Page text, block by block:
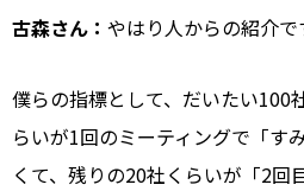
古森さん： やはり人からの紹介で
僕らの指標として、だいたい100
らいが1回のミーティングで「す
くて、残りの20社くらいが「2回